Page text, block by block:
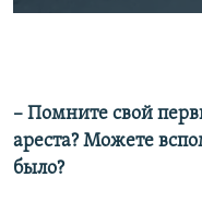
– Помните свой
ареста? Можете
было?